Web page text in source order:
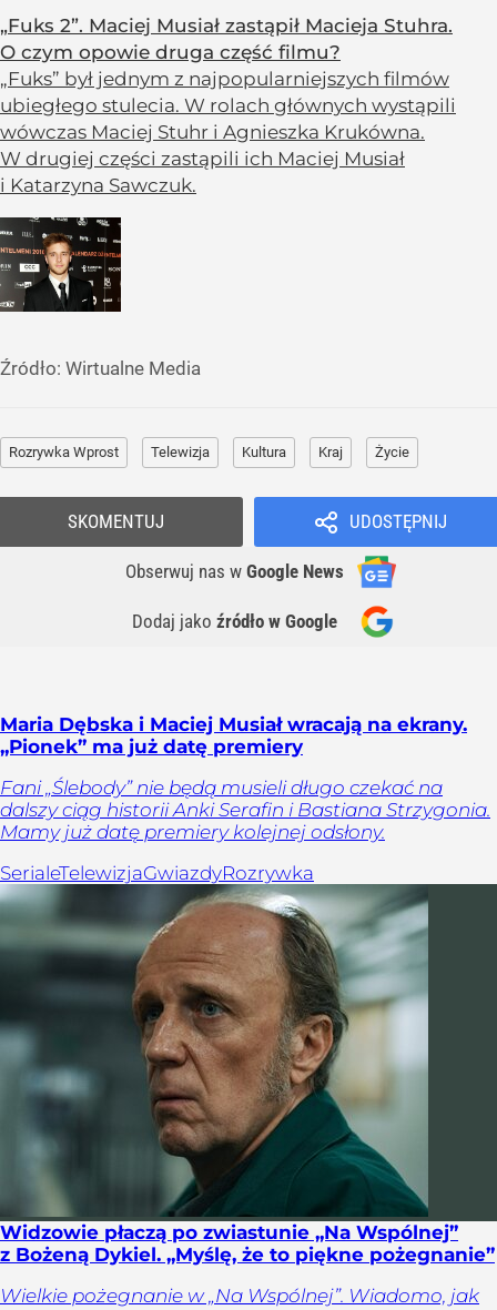
„Fuks 2”. Maciej Musiał zastąpił Macieja Stuhra.
O czym opowie druga część filmu?
„Fuks” był jednym z najpopularniejszych filmów
ubiegłego stulecia. W rolach głównych wystąpili
wówczas Maciej Stuhr i Agnieszka Krukówna.
W drugiej części zastąpili ich Maciej Musiał
i Katarzyna Sawczuk.
Źródło: Wirtualne Media
Rozrywka Wprost Telewizja Kultura Kraj Życie
UDOSTĘPNIJ
Obserwuj nas w Google News
Dodaj jako źródło w Google
SKOMENTUJ
Maria Dębska i Maciej Musiał wracają na ekrany.
„Pionek” ma już datę premiery
Fani „Ślebody” nie będą musieli długo czekać na
dalszy ciąg historii Anki Serafin i Bastiana Strzygonia.
Mamy już datę premiery kolejnej odsłony.
SerialeTelewizjaGwiazdyRozrywka
Widzowie płaczą po zwiastunie „Na Wspólnej”
z Bożeną Dykiel. „Myślę, że to piękne pożegnanie”
Wielkie pożegnanie w „Na Wspólnej”. Wiadomo, jak